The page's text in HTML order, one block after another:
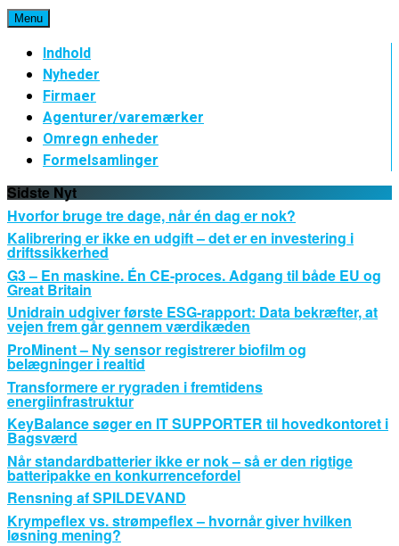
Spring
til
indhold
Menu
Indhold
Nyheder
Firmaer
Agenturer/varemærker
Omregn enheder
Formelsamlinger
Sidste Nyt
Hvorfor bruge tre dage, når én dag er nok?
Kalibrering er ikke en udgift – det er en investering i
driftssikkerhed
G3 – En maskine. Én CE-proces. Adgang til både EU og
Great Britain
Unidrain udgiver første ESG-rapport: Data bekræfter, at
vejen frem går gennem værdikæden
ProMinent – Ny sensor registrerer biofilm og
belægninger i realtid
Transformere er rygraden i fremtidens
energiinfrastruktur
KeyBalance søger en IT SUPPORTER til hovedkontoret i
Bagsværd
Når standardbatterier ikke er nok – så er den rigtige
batteripakke en konkurrencefordel
Rensning af SPILDEVAND
Krympeflex vs. strømpeflex – hvornår giver hvilken
løsning mening?